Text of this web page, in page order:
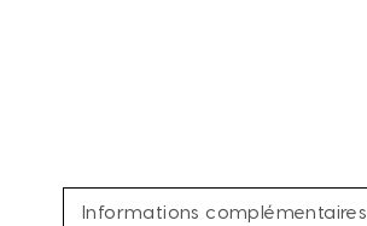
Informations complémentaires